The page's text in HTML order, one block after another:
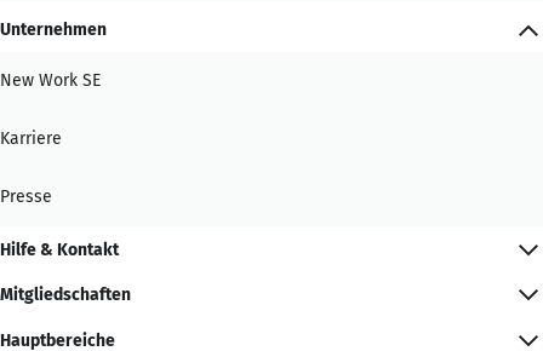
Unternehmen
New Work SE
Karriere
Presse
Hilfe & Kontakt
Mitgliedschaften
Hauptbereiche